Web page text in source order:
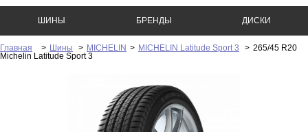
ШИНЫ БРЕНДЫ ДИСКИ
Главная > Шины > MICHELIN > MICHELIN Latitude Sport 3 > 265/45 R20
Michelin Latitude Sport 3